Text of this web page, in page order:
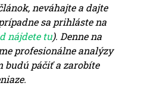
neváhajte a dajte
sa prihláste na
nájdete tu). Denne na
profesionálne analýzy
budú páčiť a zarobíte